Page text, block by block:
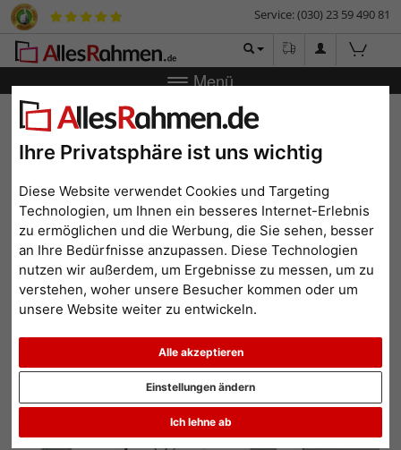
Ihre Privatsphäre ist uns wichtig
Diese Website verwendet Cookies und Targeting
Technologien, um Ihnen ein besseres Internet-Erlebnis
zu ermöglichen und die Werbung, die Sie sehen, besser
an Ihre Bedürfnisse anzupassen. Diese Technologien
nutzen wir außerdem, um Ergebnisse zu messen, um zu
verstehen, woher unsere Besucher kommen oder um
unsere Website weiter zu entwickeln.
Alle akzeptieren
Ich lehne ab
Einstellungen ändern
Service: (030) 23 59 490 81
Menü
Zurück Bilderrahmen-Shop Bilderrahmen
Bilderrahmen (MDF) Timeo
Holz-Bilderrahmen (MDF)
Timeo